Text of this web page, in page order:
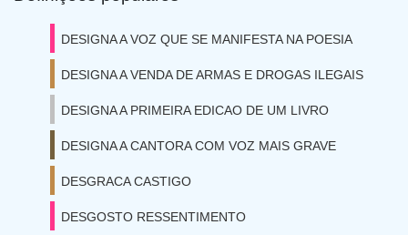
DESIGNA A VOZ QUE SE MANIFESTA NA POESIA
DESIGNA A VENDA DE ARMAS E DROGAS ILEGAIS
DESIGNA A PRIMEIRA EDICAO DE UM LIVRO
DESIGNA A CANTORA COM VOZ MAIS GRAVE
DESGRACA CASTIGO
DESGOSTO RESSENTIMENTO